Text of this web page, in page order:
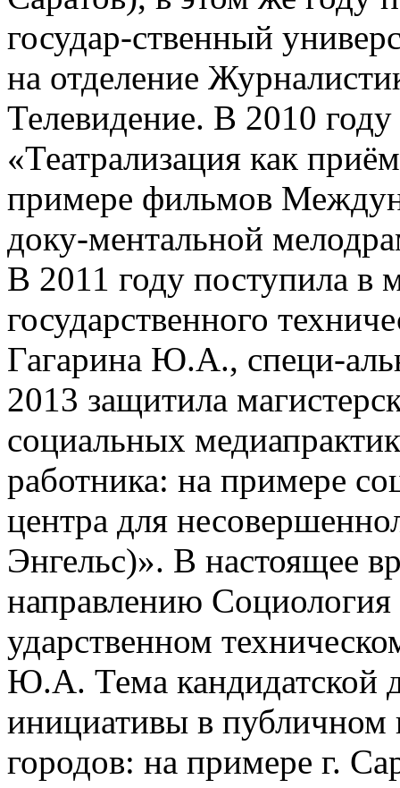
государ-ственный
на отделение
Телевидение. В 2010
«Театрализация как
примере фильмов
доку-ментальной
В 2011 году поступила в
государственного
Гагарина Ю.А., специ-
2013 защитила
социальных
работника: на примере
центра для
Энгельс)». В настоящее
направлению Социология
ударственном
Ю.А. Тема кандидатской
инициативы в публичном
городов: на примере г.